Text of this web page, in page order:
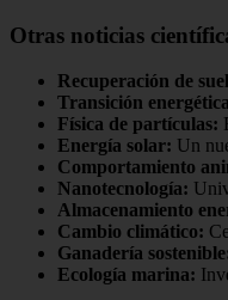
Otras noticias
Recuperación de
Transición
Física de partículas:
Energía solar: Un
Comportamiento
Nanotecnología:
Almacenamiento
Cambio climático:
Ganadería
Ecología marina: